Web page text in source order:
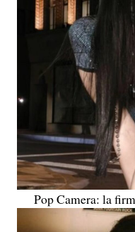
Pop Camera: la